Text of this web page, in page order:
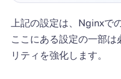
上記の設定は、Nginxで
ここにある設定の一部
リティを強化します。